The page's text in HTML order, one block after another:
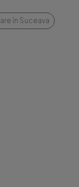
în Suceava